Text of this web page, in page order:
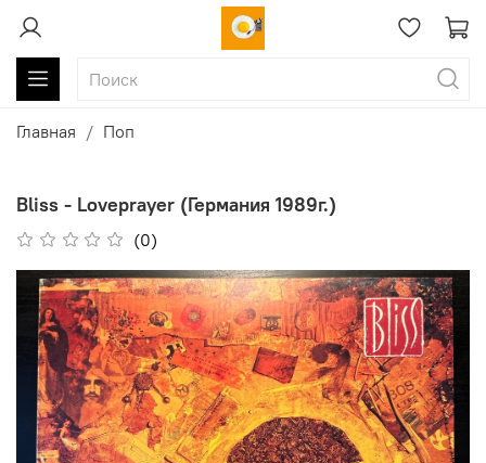
Главная Поп
Bliss - Loveprayer (Германия 1989г.)
(0)